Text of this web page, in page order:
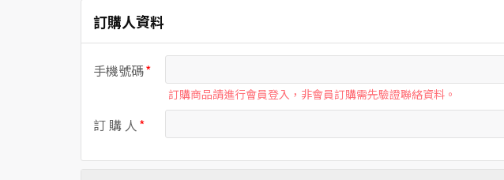
訂購人資料
手機號碼
訂購商品請進行會員登入，非會員訂購需先驗證聯絡資料。
訂 購 人